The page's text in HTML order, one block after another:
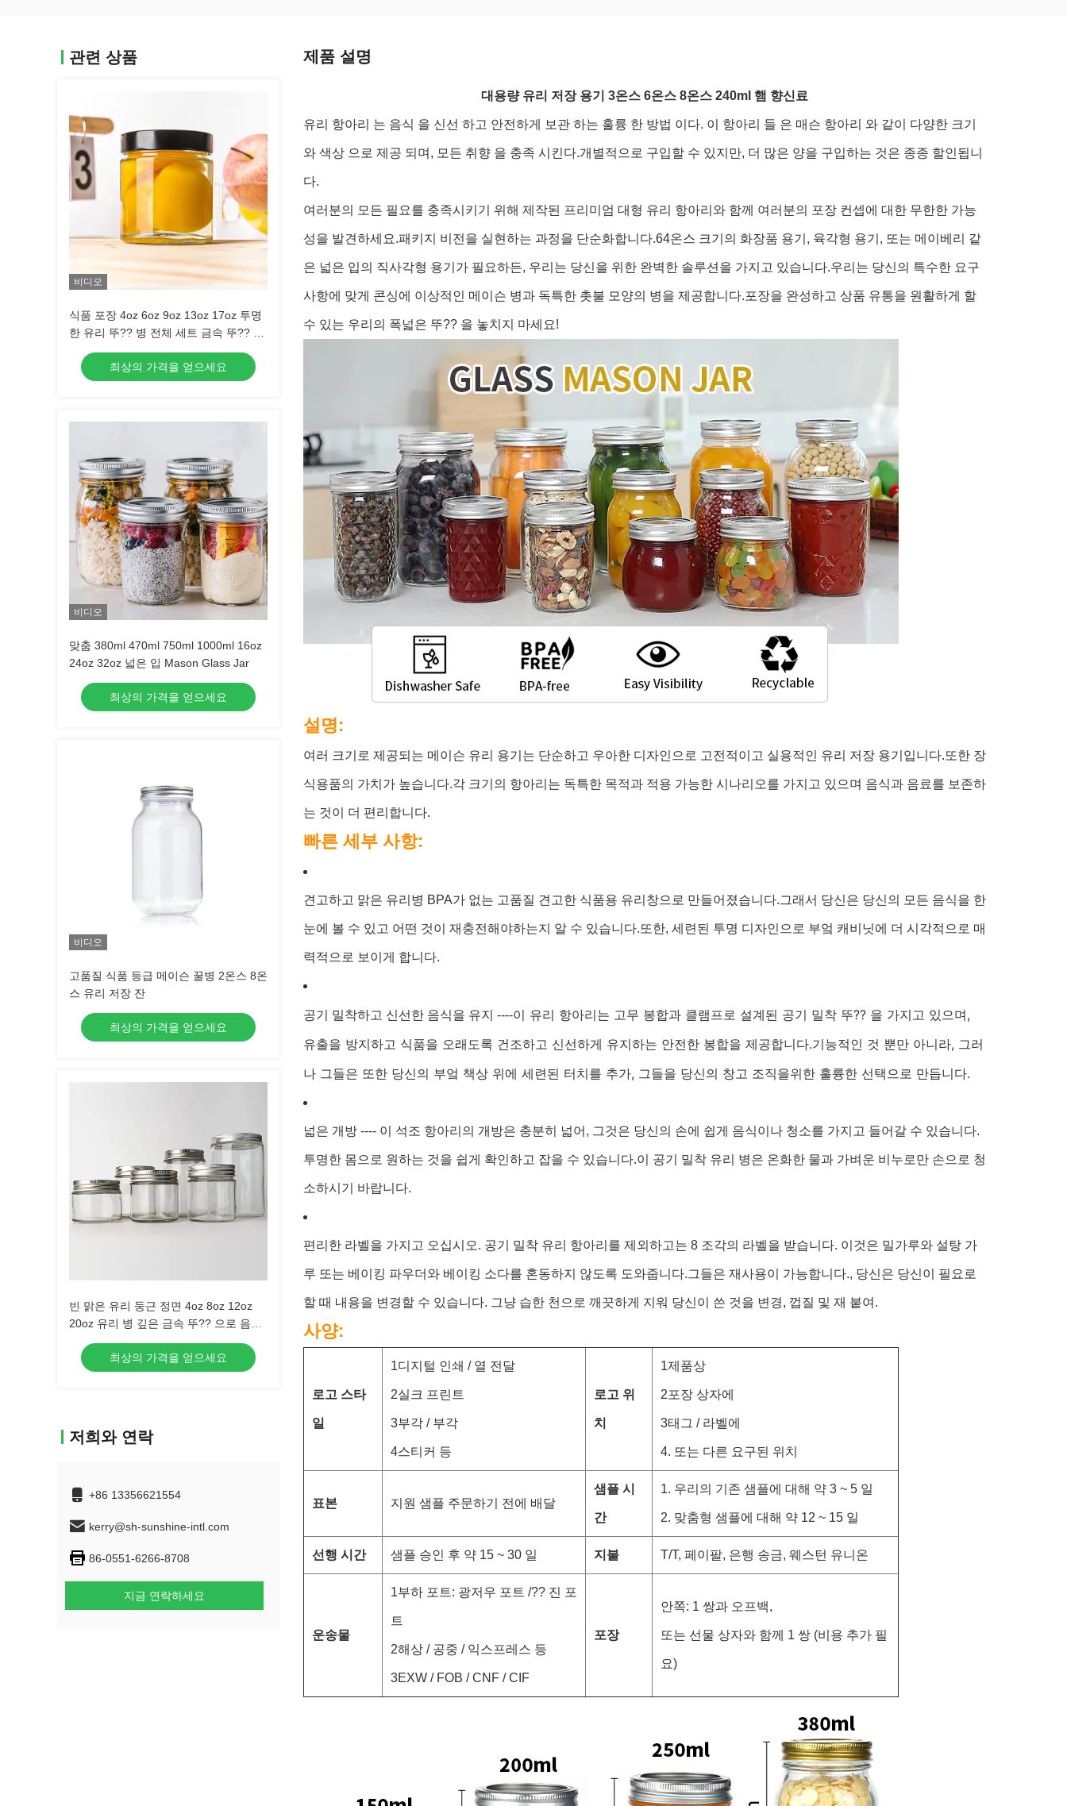
관련 상품
비디오
식품 포장 4oz 6oz 9oz 13oz 17oz 투명
한 유리 뚜?? 병 전체 세트 금속 뚜?? 이
있는 얼음 유리 잔
최상의 가격을 얻으세요
비디오
맞춤 380ml 470ml 750ml 1000ml 16oz
24oz 32oz 넓은 입 Mason Glass Jar
최상의 가격을 얻으세요
비디오
고품질 식품 등급 메이슨 꿀병 2온스 8온
스 유리 저장 잔
최상의 가격을 얻으세요
빈 맑은 유리 둥근 정면 4oz 8oz 12oz
20oz 유리 병 깊은 금속 뚜?? 으로 음식
컨테이너
최상의 가격을 얻으세요
저희와 연락
+86 13356621554
kerry@sh-sunshine-intl.com
86-0551-6266-8708
지금 연락하세요
제품 설명
대용량 유리 저장 용기 3온스 6온스 8온스 240ml 햄 향신료
유리 항아리 는 음식 을 신선 하고 안전하게 보관 하는 훌륭 한 방법 이다. 이 항아리 들 은 매슨 항아리 와 같이 다양한 크기
와 색상 으로 제공 되며, 모든 취향 을 충족 시킨다.개별적으로 구입할 수 있지만, 더 많은 양을 구입하는 것은 종종 할인됩니
다.
여러분의 모든 필요를 충족시키기 위해 제작된 프리미엄 대형 유리 항아리와 함께 여러분의 포장 컨셉에 대한 무한한 가능
성을 발견하세요.패키지 비전을 실현하는 과정을 단순화합니다.64온스 크기의 화장품 용기, 육각형 용기, 또는 메이베리 같
은 넓은 입의 직사각형 용기가 필요하든, 우리는 당신을 위한 완벽한 솔루션을 가지고 있습니다.우리는 당신의 특수한 요구
사항에 맞게 콘싱에 이상적인 메이슨 병과 독특한 촛불 모양의 병을 제공합니다.포장을 완성하고 상품 유통을 원활하게 할
수 있는 우리의 폭넓은 뚜?? 을 놓치지 마세요!
설명:
여러 크기로 제공되는 메이슨 유리 용기는 단순하고 우아한 디자인으로 고전적이고 실용적인 유리 저장 용기입니다.또한 장
식용품의 가치가 높습니다.각 크기의 항아리는 독특한 목적과 적용 가능한 시나리오를 가지고 있으며 음식과 음료를 보존하
는 것이 더 편리합니다.
빠른 세부 사항:
견고하고 맑은 유리병 BPA가 없는 고품질 견고한 식품용 유리창으로 만들어졌습니다.그래서 당신은 당신의 모든 음식을 한
눈에 볼 수 있고 어떤 것이 재충전해야하는지 알 수 있습니다.또한, 세련된 투명 디자인으로 부엌 캐비닛에 더 시각적으로 매
력적으로 보이게 합니다.
공기 밀착하고 신선한 음식을 유지 ----이 유리 항아리는 고무 봉합과 클램프로 설계된 공기 밀착 뚜?? 을 가지고 있으며,
유출을 방지하고 식품을 오래도록 건조하고 신선하게 유지하는 안전한 봉합을 제공합니다.기능적인 것 뿐만 아니라, 그러
나 그들은 또한 당신의 부엌 책상 위에 세련된 터치를 추가, 그들을 당신의 창고 조직을위한 훌륭한 선택으로 만듭니다.
넓은 개방 ---- 이 석조 항아리의 개방은 충분히 넓어, 그것은 당신의 손에 쉽게 음식이나 청소를 가지고 들어갈 수 있습니다.
투명한 몸으로 원하는 것을 쉽게 확인하고 잡을 수 있습니다.이 공기 밀착 유리 병은 온화한 물과 가벼운 비누로만 손으로 청
소하시기 바랍니다.
편리한 라벨을 가지고 오십시오. 공기 밀착 유리 항아리를 제외하고는 8 조각의 라벨을 받습니다. 이것은 밀가루와 설탕 가
루 또는 베이킹 파우더와 베이킹 소다를 혼동하지 않도록 도와줍니다.그들은 재사용이 가능합니다., 당신은 당신이 필요로
할 때 내용을 변경할 수 있습니다. 그냥 습한 천으로 깨끗하게 지워 당신이 쓴 것을 변경, 껍질 및 재 붙여.
사양:
로고 스타
일
1디지털 인쇄 / 열 전달
2실크 프린트
3부각 / 부각
4스티커 등
로고 위
치
1제품상
2포장 상자에
3태그 / 라벨에
4. 또는 다른 요구된 위치
표본 지원 샘플 주문하기 전에 배달
샘플 시
간
1. 우리의 기존 샘플에 대해 약 3 ~ 5 일
2. 맞춤형 샘플에 대해 약 12 ~ 15 일
선행 시간 샘플 승인 후 약 15 ~ 30 일 지불 T/T, 페이팔, 은행 송금, 웨스턴 유니온
운송물
1부하 포트: 광저우 포트 /?? 진 포
트
2해상 / 공중 / 익스프레스 등
3EXW / FOB / CNF / CIF
포장
안쪽: 1 쌍과 오프백,
또는 선물 상자와 함께 1 쌍 (비용 추가 필
요)